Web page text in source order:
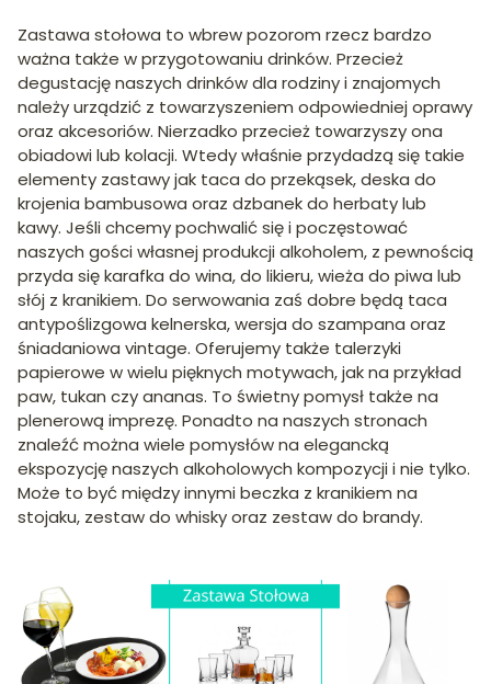
Zastawa stołowa to wbrew pozorom rzecz bardzo
ważna także w przygotowaniu drinków. Przecież
degustację naszych drinków dla rodziny i znajomych
należy urządzić z towarzyszeniem odpowiedniej oprawy
oraz akcesoriów. Nierzadko przecież towarzyszy ona
obiadowi lub kolacji. Wtedy właśnie przydadzą się takie
elementy zastawy jak taca do przekąsek, deska do
krojenia bambusowa oraz dzbanek do herbaty lub
kawy. Jeśli chcemy pochwalić się i poczęstować
naszych gości własnej produkcji alkoholem, z pewnością
przyda się karafka do wina, do likieru, wieża do piwa lub
słój z kranikiem. Do serwowania zaś dobre będą taca
antypoślizgowa kelnerska, wersja do szampana oraz
śniadaniowa vintage. Oferujemy także talerzyki
papierowe w wielu pięknych motywach, jak na przykład
paw, tukan czy ananas. To świetny pomysł także na
plenerową imprezę. Ponadto na naszych stronach
znaleźć można wiele pomysłów na elegancką
ekspozycję naszych alkoholowych kompozycji i nie tylko.
Może to być między innymi beczka z kranikiem na
stojaku, zestaw do whisky oraz zestaw do brandy.